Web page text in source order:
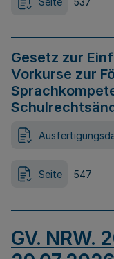
Gesetz zur
Vorkurse zur
Seite 547
GV. NRW.